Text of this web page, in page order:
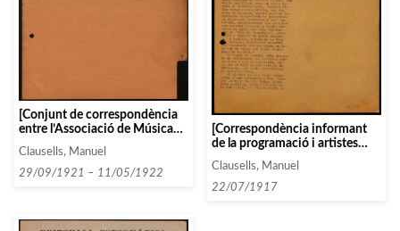
[Conjunt de correspondència
entre l’Associació de Música
entitats que comencen amb la
lletra T, entre 1919 i 1922]
Clausells, Manuel
29/09/1921 – 11/05/1922
[Correspondència informant
de la programació i artistes
Clausells, Manuel
22/07/1917